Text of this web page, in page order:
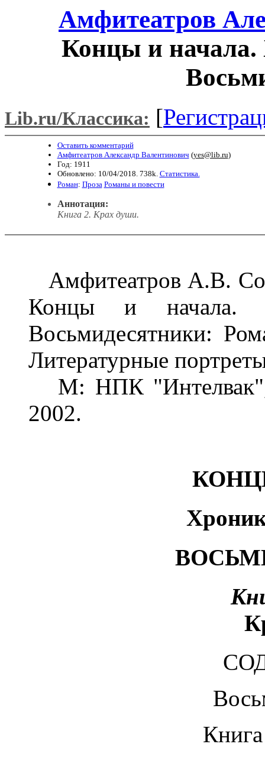
Амфитеатров
Концы и начала.
Lib.ru/Классика: [
Оставить комментарий
Амфитеатров Александр Валентинович (yes@lib.ru)
Год: 1911
Обновлено: 10/04/2018. 738k. Статистика.
Роман: Проза Романы и повести
Аннотация:
Книга 2. Крах души.
Амфитеатров А.В.
Концы и начала.
Восьмидесятники:
Литературные
М: НПК
2002.